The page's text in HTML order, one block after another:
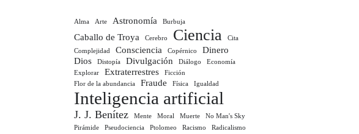
Alma Arte Astronomía Burbuja
Caballo de Troya Cerebro Ciencia
Cita
Complejidad
Consciencia Copérnico
Dinero
Dios
Distopía Divulgación Diálogo
Economía
Explorar
Extraterrestres
Ficción
Flor de la abundancia
Fraude Física Igualdad
Inteligencia artificial
J. J. Benítez Mente Moral Muerte
No Man's Sky
Pirámide
Pseudociencia Ptolomeo Racismo
Radicalismo